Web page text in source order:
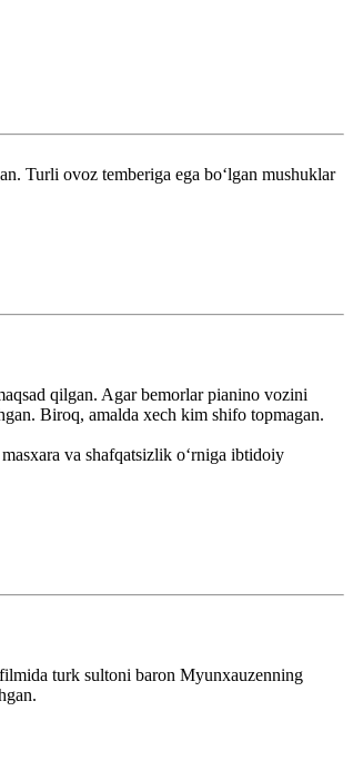
Turli ovoz temberiga ega boʻlgan mushuklar
qilgan. Agar bemorlar pianino vozini
Biroq, amalda xech kim shifo topmagan.
va shafqatsizlik oʻrniga ibtidoiy
turk sultoni baron Myunxauzenning